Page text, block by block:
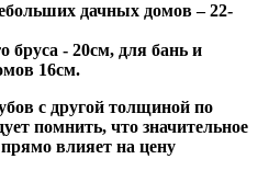
дачных домов – 22-
бруса - 20см, для бань и
16см.
с другой толщиной по
помнить, что значительное
влияет на цену